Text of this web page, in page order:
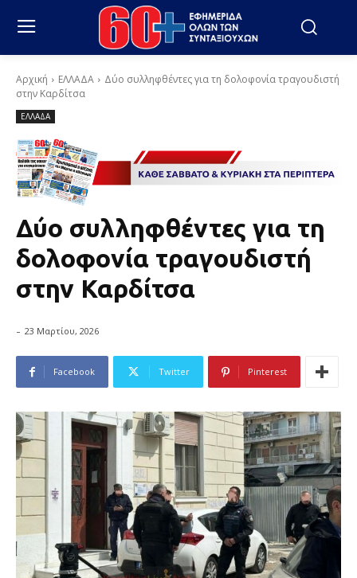
Αρχική ΕΛΛΑΔΑ
Δύο συλληφθέντες για τη δολοφονία τραγουδιστή
στην Καρδίτσα
ΕΛΛΑΔΑ
Δύο συλληφθέντες για τη
δολοφονία τραγουδιστή
στην Καρδίτσα
- 23 Μαρτίου, 2026
Facebook Twitter Pinterest